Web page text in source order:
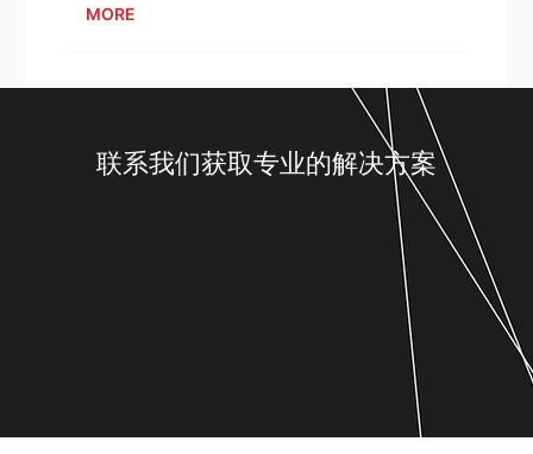
MORE
联系我们获取专业的解决方案